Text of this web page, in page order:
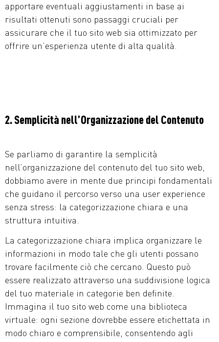
apportare eventuali aggiustamenti in base ai
risultati ottenuti sono passaggi cruciali per
assicurare che il tuo sito web sia ottimizzato per
offrire un’esperienza utente di alta qualità.
2. Semplicità nell’Organizzazione del Contenuto
Se parliamo di garantire la semplicità
nell’organizzazione del contenuto del tuo sito web,
dobbiamo avere in mente due principi fondamentali
che guidano il percorso verso una user experience
senza stress: la categorizzazione chiara e una
struttura intuitiva.
La categorizzazione chiara implica organizzare le
informazioni in modo tale che gli utenti possano
trovare facilmente ciò che cercano. Questo può
essere realizzato attraverso una suddivisione logica
del tuo materiale in categorie ben definite.
Immagina il tuo sito web come una biblioteca
virtuale: ogni sezione dovrebbe essere etichettata in
modo chiaro e comprensibile, consentendo agli